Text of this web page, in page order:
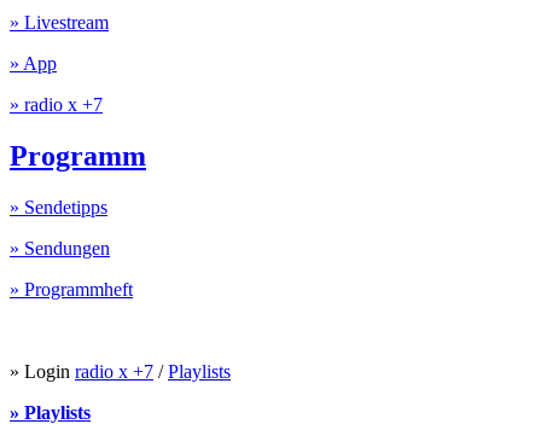
» Livestream
» App
» radio x +7
Programm
» Sendetipps
» Sendungen
» Programmheft
» Login radio x +7 /Playlists
» Playlists